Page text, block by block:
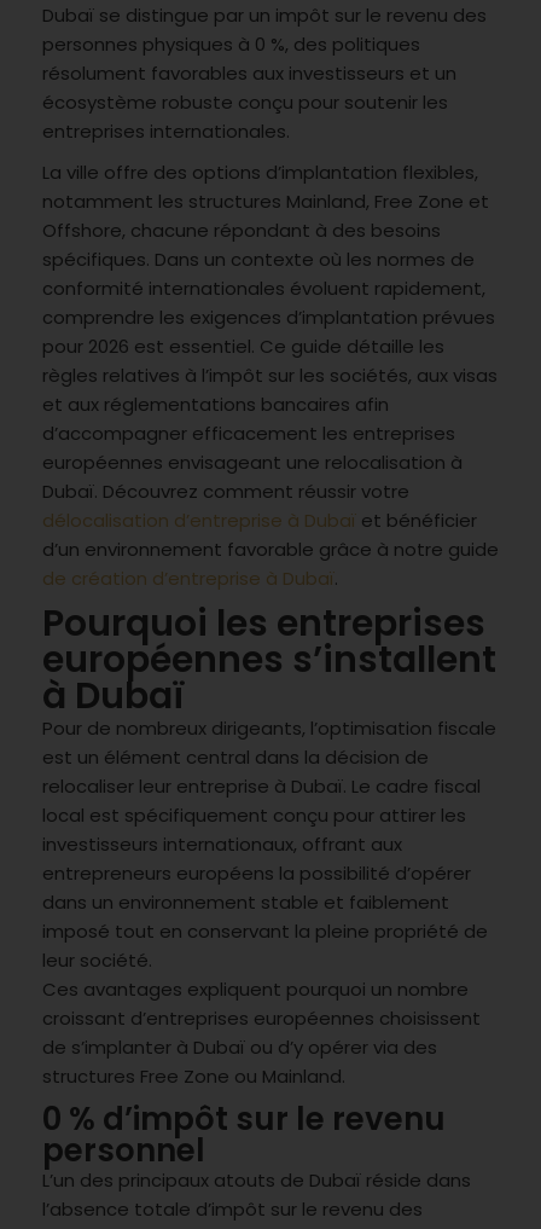
Dubaï se distingue par un impôt sur le revenu des
personnes physiques à 0 %, des politiques
résolument favorables aux investisseurs et un
écosystème robuste conçu pour soutenir les
entreprises internationales.
La ville offre des options d’implantation flexibles,
notamment les structures Mainland, Free Zone et
Offshore, chacune répondant à des besoins
spécifiques. Dans un contexte où les normes de
conformité internationales évoluent rapidement,
comprendre les exigences d’implantation prévues
pour 2026 est essentiel. Ce guide détaille les
règles relatives à l’impôt sur les sociétés, aux visas
et aux réglementations bancaires afin
d’accompagner efficacement les entreprises
européennes envisageant une relocalisation à
Dubaï. Découvrez comment réussir votre
délocalisation d’entreprise à Dubaï et bénéficier
d’un environnement favorable grâce à notre guide
de création d’entreprise à Dubaï.
Pourquoi les entreprises
européennes s’installent
à Dubaï
Pour de nombreux dirigeants, l’optimisation fiscale
est un élément central dans la décision de
relocaliser leur entreprise à Dubaï. Le cadre fiscal
local est spécifiquement conçu pour attirer les
investisseurs internationaux, offrant aux
entrepreneurs européens la possibilité d’opérer
dans un environnement stable et faiblement
imposé tout en conservant la pleine propriété de
leur société.
Ces avantages expliquent pourquoi un nombre
croissant d’entreprises européennes choisissent
de s’implanter à Dubaï ou d’y opérer via des
structures Free Zone ou Mainland.
0 % d’impôt sur le revenu
personnel
L’un des principaux atouts de Dubaï réside dans
l’absence totale d’impôt sur le revenu des